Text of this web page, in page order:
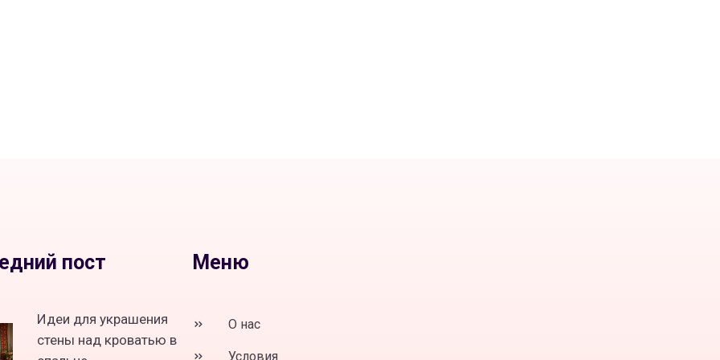
пост
Идеи для украшения
стены над кроватью в
Меню
О нас
Условия